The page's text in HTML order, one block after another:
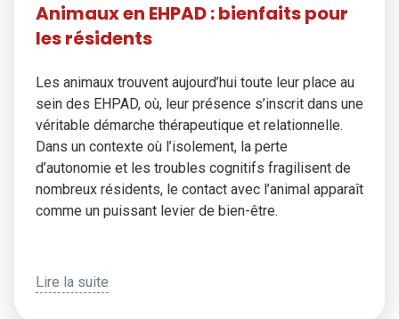
Animaux en EHPAD : bienfaits pour
les résidents
Les animaux trouvent aujourd’hui toute leur place au
sein des EHPAD, où, leur présence s’inscrit dans une
véritable démarche thérapeutique et relationnelle.
Dans un contexte où l’isolement, la perte
d’autonomie et les troubles cognitifs fragilisent de
nombreux résidents, le contact avec l’animal apparaît
comme un puissant levier de bien-être.
Lire la suite